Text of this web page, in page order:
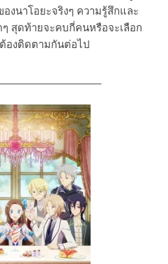
งนาโอยะจริงๆ ความรู้สึกและ
สุดท้ายจะคบกี่คนหรือจะเลือก
องติดตามกันต่อไป